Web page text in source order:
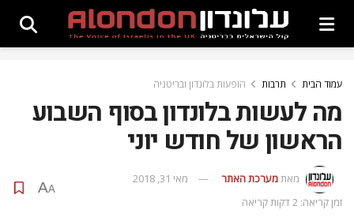
עמוד הבית תרבות הופעות בלונדון ובריטניה
מה לעשות בלונדון בסוף השבוע
הראשון של חודש יוני
מאתמערכת האתר
מאי 31, 2018
זמן קריאה: 2 דקות קריאה
A
A